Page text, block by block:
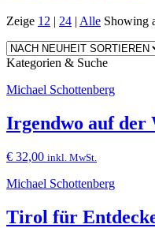
Zeige 12 | 24 | Alle Showing
Kategorien & Suche
Michael Schottenberg
Irgendwo auf der
€ 32,00 inkl. MwSt.
Michael Schottenberg
Tirol für